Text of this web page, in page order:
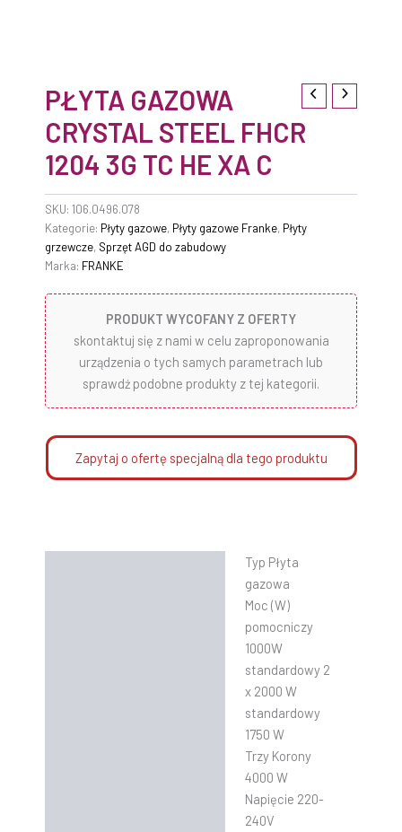
PŁYTA GAZOWA
CRYSTAL STEEL FHCR
1204 3G TC HE XA C
SKU: 106.0496.078
Kategorie: Płyty gazowe, Płyty gazowe Franke, Płyty
grzewcze, Sprzęt AGD do zabudowy
Marka: FRANKE
PRODUKT WYCOFANY Z OFERTY
skontaktuj się z nami w celu zaproponowania
urządzenia o tych samych parametrach lub
sprawdź podobne produkty z tej kategorii.
Zapytaj o ofertę specjalną dla tego produktu
Typ Płyta
gazowa
Moc (W)
pomocniczy
1000W
standardowy 2
x 2000 W
standardowy
1750 W
Trzy Korony
4000 W
Napięcie 220-
240V